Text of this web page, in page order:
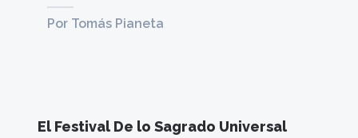
Por Tomás Pianeta
El Festival De lo Sagrado Universal